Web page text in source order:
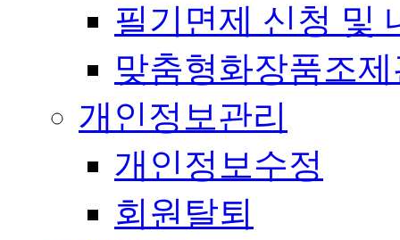
필기면제 신청 및
맞춤형화장품조
개인정보관리
개인정보수정
회원탈퇴